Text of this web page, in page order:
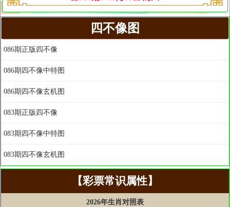
四不像图
086期正版四不像
086期四不像中特图
086期四不像玄机图
083期正版四不像
083期四不像中特图
083期四不像玄机图
【彩票常识属性】
2026年生肖对照表